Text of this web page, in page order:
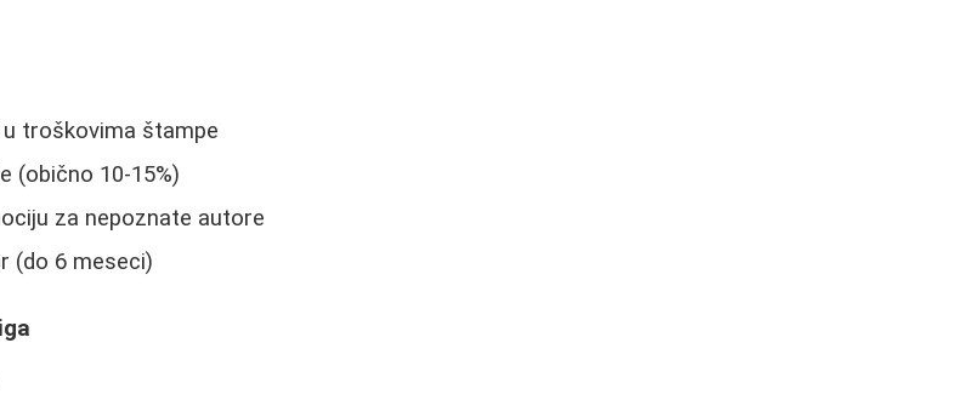
troškovima štampe
(obično 10-15%)
za nepoznate autore
(do 6 meseci)